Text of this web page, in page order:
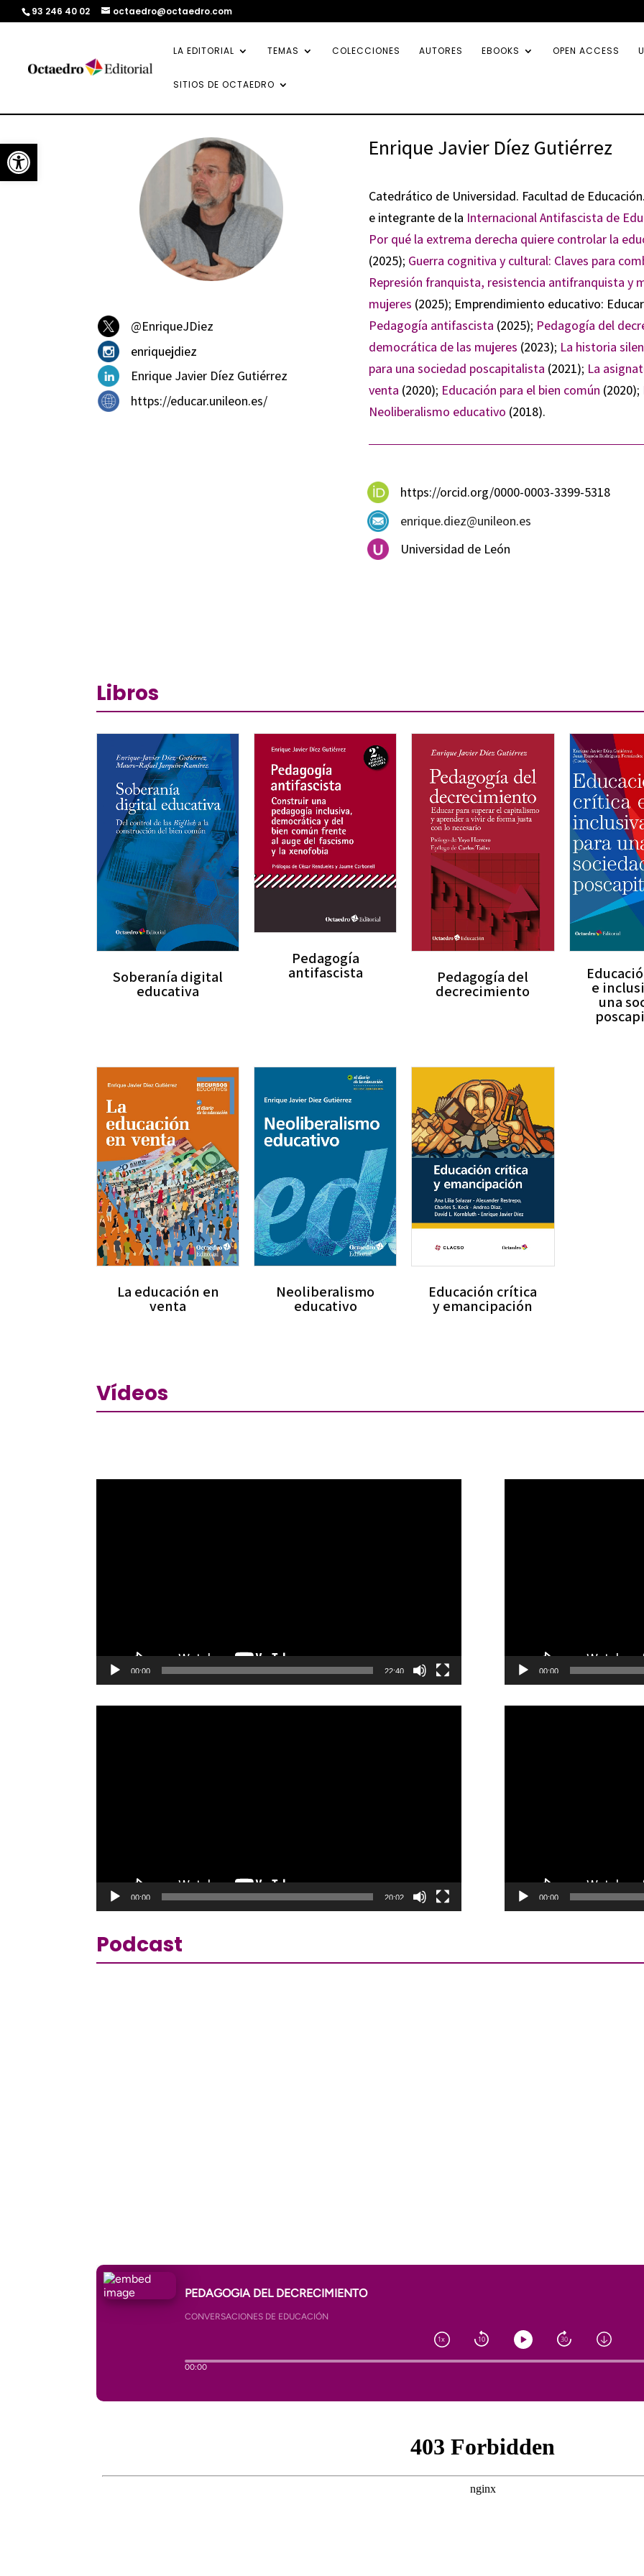
Abrir barra de herramientas
93 246 40 02 octaedro@octaedro.com
LA EDITORIAL TEMAS COLECCIONES AUTORES EBOOKS OPEN ACCESS
SITIOS DE OCTAEDRO
@EnriqueJDiez
enriquejdiez
Enrique Javier Díez Gutiérrez
https://educar.unileon.es/
Enrique Javier Díez Gutiérrez
Catedrático de Universidad. Facultad de
e integrante de la Internacional Antifascista de
Por qué la extrema derecha quiere controlar la
(2025); Guerra cognitiva y cultural: Claves para
Represión franquista, resistencia antifranquista y
mujeres (2025); Emprendimiento educativo:
Pedagogía antifascista (2025); Pedagogía del
democrática de las mujeres (2023); La historia
para una sociedad poscapitalista (2021); La
venta (2020); Educación para el bien común (2020);
Neoliberalismo educativo (2018).
https://orcid.org/0000-0003-3399-5318
enrique.diez@unileon.es
Universidad de León
Libros
Soberanía digital
educativa
Pedagogía
antifascista Pedagogía del
decrecimiento e
una
La educación en
venta
Neoliberalismo
educativo
Educación crítica
y emancipación
Vídeos
00:00 22:40
00:00 20:02
00:00
00:00
Podcast